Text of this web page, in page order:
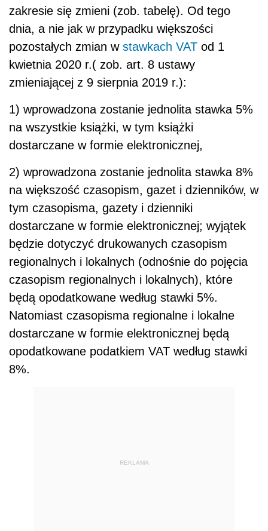
zakresie się zmieni (zob. tabelę). Od tego
dnia, a nie jak w przypadku większości
pozostałych zmian w stawkach VAT od 1
kwietnia 2020 r.( zob. art. 8 ustawy
zmieniającej z 9 sierpnia 2019 r.):
1) wprowadzona zostanie jednolita stawka 5%
na wszystkie książki, w tym książki
dostarczane w formie elektronicznej,
2) wprowadzona zostanie jednolita stawka 8%
na większość czasopism, gazet i dzienników, w
tym czasopisma, gazety i dzienniki
dostarczane w formie elektronicznej; wyjątek
będzie dotyczyć drukowanych czasopism
regionalnych i lokalnych (odnośnie do pojęcia
czasopism regionalnych i lokalnych), które
będą opodatkowane według stawki 5%.
Natomiast czasopisma regionalne i lokalne
dostarczane w formie elektronicznej będą
opodatkowane podatkiem VAT według stawki
8%.
REKLAMA